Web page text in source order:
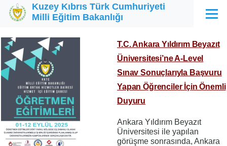
Ana içeriğe atla
Kuzey Kıbrıs Türk Cumhuriyeti
Milli Eğitim Bakanlığı
Menü
T.C. Ankara Yıldırım Beyazıt
Üniversitesi’ne A-Level
Sınav Sonuçlarıyla Başvuru
Yapan Öğrenciler İçin Önemli
Duyuru
Ankara Yıldırım Beyazıt
Üniversitesi ile yapılan
görüşme sonrasında, Ankara